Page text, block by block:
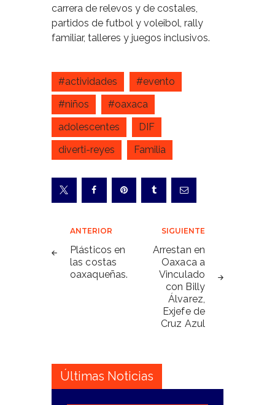
carrera de relevos y de costales,
partidos de futbol y voleibol, rally
familiar, talleres y juegos inclusivos.
#actividades
#evento
#niños
#oaxaca
adolescentes
DIF
diverti-reyes
Familia
Navegación
de
entradas
ANTERIOR
Plásticos en
las costas
oaxaqueñas.
SIGUIENTE
Arrestan en
Oaxaca a
Vinculado
con Billy
Álvarez,
Exjefe de
Cruz Azul
Últimas Noticias